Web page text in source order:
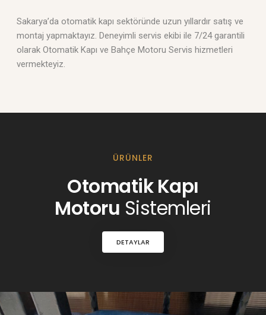
Sakarya’da otomatik kapı sektöründe uzun yıllardır satış ve
montaj yapmaktayız. Deneyimli servis ekibi ile 7/24 garantili
olarak Otomatik Kapı ve Bahçe Motoru Servis hizmetleri
vermekteyiz.
ÜRÜNLER
Otomatik Kapı
Motoru Sistemleri
DETAYLAR